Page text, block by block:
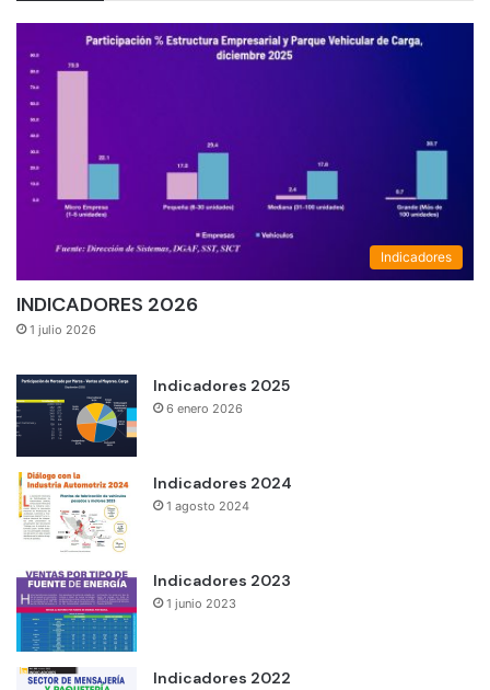
Indicadores
INDICADORES 2026
1 julio 2026
Indicadores 2025
6 enero 2026
Indicadores 2024
1 agosto 2024
Indicadores 2023
1 junio 2023
Indicadores 2022